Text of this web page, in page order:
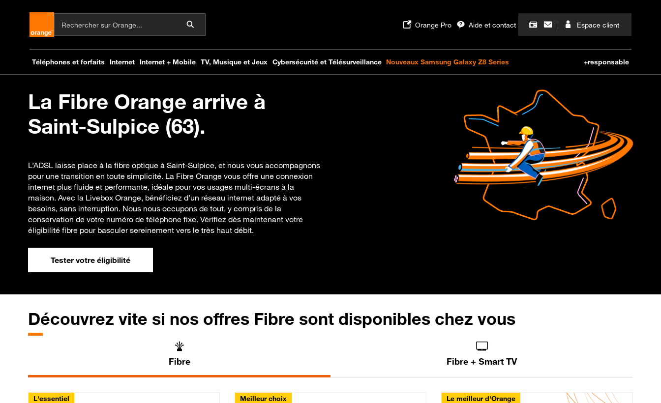
La Fibre Orange arrive à
Saint-Sulpice (63).
L’ADSL laisse place à la fibre optique à Saint-Sulpice, et nous vous accompagnons
pour une transition en toute simplicité. La Fibre Orange vous offre une connexion
internet plus fluide et performante, idéale pour vos usages multi-écrans à la
maison. Avec la Livebox Orange, bénéficiez d’un réseau internet adapté à vos
besoins, sans interruption. Nous nous occupons de tout, y compris de la
conservation de votre numéro de téléphone fixe. Vérifiez dès maintenant votre
éligibilité fibre pour basculer sereinement vers le très haut débit.
Tester votre éligibilité
Découvrez vite si nos offres Fibre sont disponibles chez vous
Fibre Fibre + Smart TV
L'essentiel Meilleur choix Le meilleur d'Orange